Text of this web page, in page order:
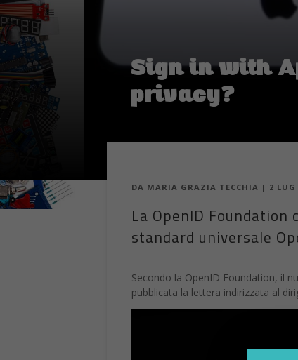
Sign in with
privacy?
DA MARIA GRAZIA TECCHIA | 2 LUG
La OpenID
standard universale
Secondo la OpenID Foundation, il
pubblicata la lettera indirizzata al